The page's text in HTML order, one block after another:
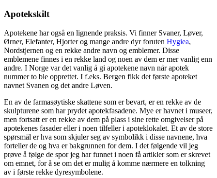
Apotekskilt
Apotekene har også en lignende praksis. Vi finner Svaner, Løver,
Ørner, Elefanter, Hjorter og mange andre dyr foruten Hygiea,
Nordstjernen og en rekke andre navn og emblemer. Disse
emblemene finnes i en rekke land og noen av dem er mer vanlig enn
andre. I Norge var det vanlig å gi apotekene navn når apotek
nummer to ble opprettet. I f.eks. Bergen fikk det første apoteket
navnet Svanen og det andre Løven.
En av de farmasøytiske skattene som er bevart, er en rekke av de
skulpturene som har prydet apotekfasadene. Mye er havnet i museer,
men fortsatt er en rekke av dem på plass i sine rette omgivelser på
apotekenes fasader eller i noen tilfeller i apoteklokalet. Et av de store
spørsmål er hva som skjuler seg av symbolikk i disse navnene, hva
forteller de og hva er bakgrunnen for dem. I det følgende vil jeg
prøve å følge de spor jeg har funnet i noen få artikler som er skrevet
om emnet, for å se om det er mulig å komme nærmere en tolkning
av i første rekke dyresymbolene.